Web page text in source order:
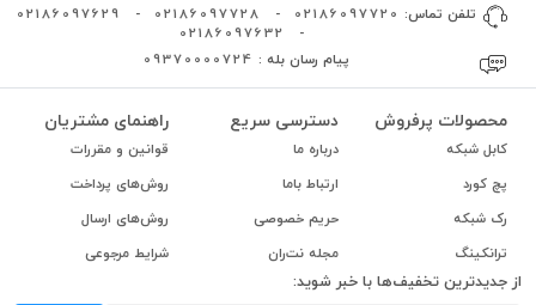
تلفن تماس: 02186097720
-
02186097728
-
02186097629
-
02186097632
پیام رسان بله : 09370000724
محصولات پرفروش
کابل شبکه
پچ کورد
رک شبکه
ترانکینگ
دسترسی سریع
درباره ما
ارتباط باما
حریم خصوصی
مجله نت‌ران
راهنمای مشتریان
قوانین و مقررات
روش‌های پرداخت
روش‌های ارسال
شرایط مرجوعی
از جدیدترین تخفیف‌ها با خبر شوید: